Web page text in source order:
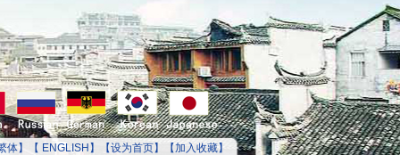
体】【 ENGLISH 】【设为首页】【加入收藏】